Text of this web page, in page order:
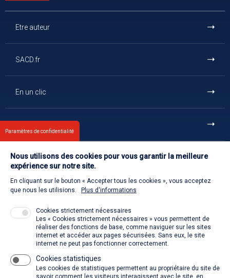
Etre auteur
SACD.fr
En un clic
La SACD partout, quand vous voulez
Contact
Retour à l'accueil
Venir à la SACD
Paramètres de confidentialité
Nous utilisons des cookies pour vous garantir la meilleure
expérience sur notre site.
En cliquant sur le bouton « Accepter tous les cookies », vous acceptez
que nous les utilisions.
Plus d'informations
Cookies strictement nécessaires
Les « Cookies strictement nécessaires » vous permettent de
réaliser des fonctions de base, comme naviguer sur les sites
internet et accéder aux pages sécurisées. Sans eux, le site
internet ne peut pas fonctionner correctement.
Cookies statistiques
Les cookies de statistiques permettent au propriétaire du site de
savoir comment les visiteurs interagissent avec le site, en